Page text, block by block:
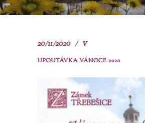
20/11/2020 V
UPOUTÁVKA VÁNOCE 2020